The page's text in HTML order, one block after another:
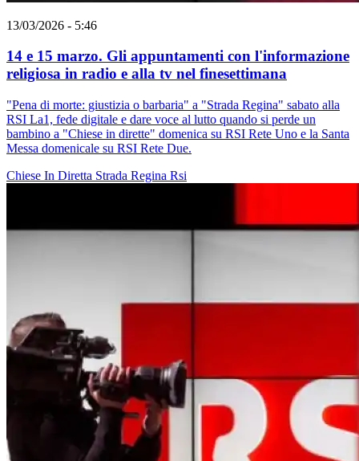
13/03/2026 - 5:46
14 e 15 marzo. Gli appuntamenti con l'informazione
religiosa in radio e alla tv nel finesettimana
"Pena di morte: giustizia o barbaria" a "Strada Regina" sabato alla
RSI La1, fede digitale e dare voce al lutto quando si perde un
bambino a "Chiese in dirette" domenica su RSI Rete Uno e la Santa
Messa domenicale su RSI Rete Due.
Chiese In Diretta Strada Regina Rsi